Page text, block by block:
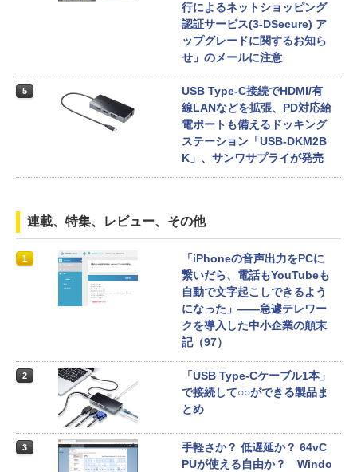
行によるネットショッピング
認証サービス(3-DSecure) ア
ップグレードに関するお知ら
せ」のメールに注意
5
USB Type-C接続でHDMI/有
線LANなどを拡張、PD対応給
電ポートも備えるドッキング
ステーション「USB-DKM2B
K」、サンワサプライが発売
連載、特集、レビュー、その他
1
「iPhoneの音声出力をPCに
繋いだら、電話もYouTubeも
自動で文字起こしできるよう
になった」――急遽テレワー
クを導入した中小企業の顛末
記（97）
2
「USB Type-Cケーブル1本」
で接続して○○ができる製品ま
とめ
3
手軽さか？ 低遅延か？ 64vC
PUが使える自由か？ Windo